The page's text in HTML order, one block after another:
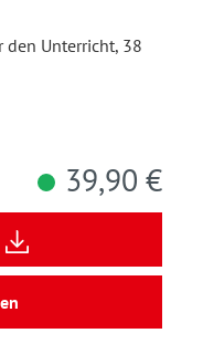
den Unterricht, 38
39,90 €